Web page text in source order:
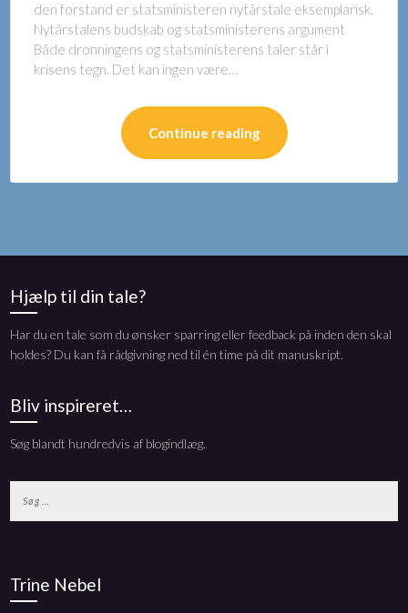
den forstand er statsministeren nytårstale eksemplarisk.
Nytårstalens budskab og statsministerens argument
Både dronningens og statsministerens taler står i
krisens tegn. Det kan ingen være…
Continue reading
Hjælp til din tale?
Har du en tale som du ønsker sparring eller feedback på inden den skal
holdes? Du kan få rådgivning ned til én time på dit manuskript.
Bliv inspireret…
Søg blandt hundredvis af blogindlæg.
efter:
Trine Nebel